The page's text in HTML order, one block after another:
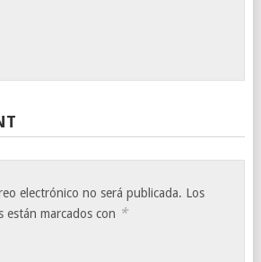
electrónico no será publicada. Los
están marcados con *